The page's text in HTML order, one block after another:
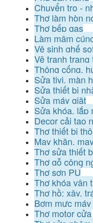
Chuyển trọ -
Thợ làm hòn
Thợ bếp gas
Làm mâm
Vệ sinh ghế
Vẽ tranh trang
Thông cống,
Sửa tivi, màn
Sửa thiết bị
Sửa máy giặt
Sửa khóa, lắp
Decor cải tạo
Thợ thiết bị
May khăn,
Thợ sửa thiết
Thợ gỗ công
Thợ sơn PU
Thợ khóa vân
Thợ hồ: xây,
Bơm mực máy
Thợ motor cửa